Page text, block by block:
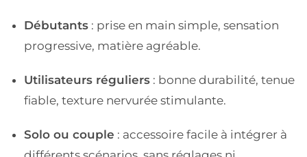
Débutants : prise en main simple, sensation
progressive, matière agréable.
Utilisateurs réguliers : bonne durabilité, tenue
fiable, texture nervurée stimulante.
Solo ou couple : accessoire facile à intégrer à